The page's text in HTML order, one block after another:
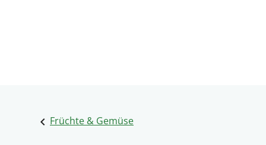
Früchte & Gemüse